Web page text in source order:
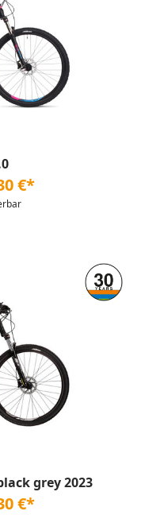
€*
grey 2023
€*